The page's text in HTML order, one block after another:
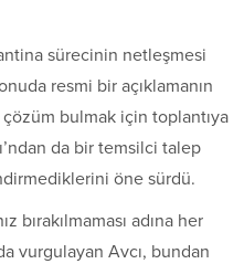
sürecinin netleşmesi
resmi bir açıklamanın
çözüm bulmak için toplantıya
da bir temsilci talep
öne sürdü.
bırakılmaması adına her
vurgulayan Avcı, bundan